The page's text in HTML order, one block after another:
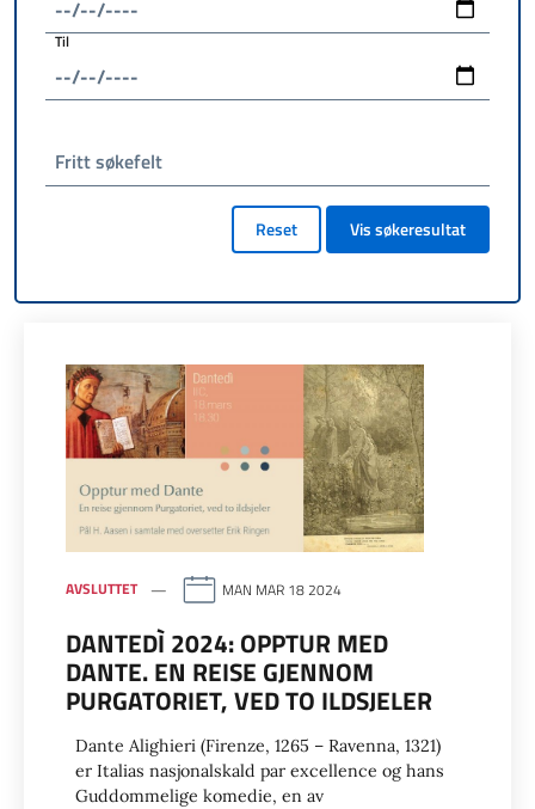
Til
Fritt søkefelt
Reset Vis søkeresultat
AVSLUTTET MAN MAR 18 2024
DANTEDÌ 2024: OPPTUR MED
DANTE. EN REISE GJENNOM
PURGATORIET, VED TO ILDSJELER
Dante Alighieri (Firenze, 1265 – Ravenna, 1321)
er Italias nasjonalskald par excellence og hans
Guddommelige komedie, en av